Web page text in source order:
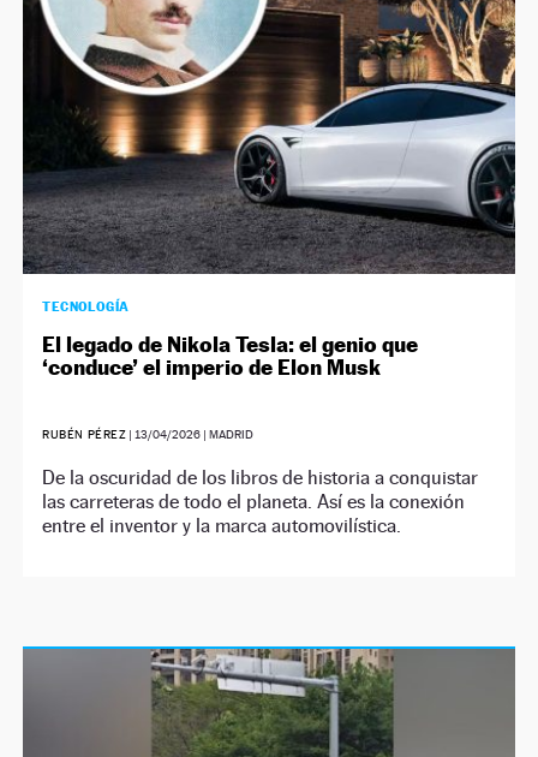
TECNOLOGÍA
El legado de Nikola Tesla: el genio que
‘conduce’ el imperio de Elon Musk
RUBÉN PÉREZ | 13/04/2026 | MADRID
De la oscuridad de los libros de historia a conquistar
las carreteras de todo el planeta. Así es la conexión
entre el inventor y la marca automovilística.